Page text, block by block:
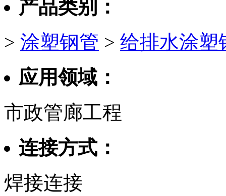
产品类别：
> 涂塑钢管 > 给排水涂塑
应用领域：
市政管廊工程
连接方式：
焊接连接